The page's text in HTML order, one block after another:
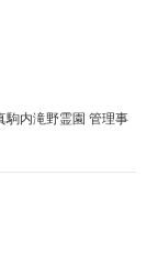
駒内滝野霊園 管理事